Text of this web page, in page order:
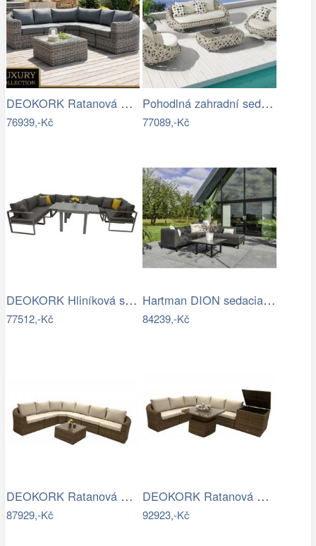
DEOKORK Ratanová modulová sestava…
76939,-Kč
Pohodlná zahradní sedací souprava - IKT
77089,-Kč
DEOKORK Hliníková sestava jídelní pro 8…
77512,-Kč
Hartman DION sedacia súprava - Čierna…
84239,-Kč
DEOKORK Ratanová modulová sestava…
87929,-Kč
DEOKORK Ratanová modulová sestava…
92923,-Kč